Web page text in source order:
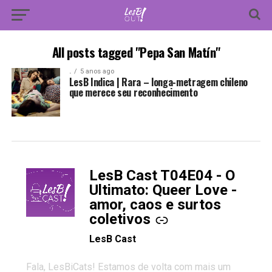
All posts tagged "Pepa San Matín"
. 5 anos ago
LesB Indica | Rara – longa-metragem chileno
que merece seu reconhecimento
LesB Cast T04E04 - O
Ultimato: Queer Love -
amor, caos e surtos
coletivos
-
LesB Cast
Fala, LesBiCats! Estamos de volta com mais um